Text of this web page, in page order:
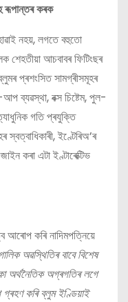
ৰূপান্তৰ কৰক
নহয়, লগতে বহুতো
শেহতীয়া আচবাবৰ ফিটিংছৰ
প্ৰশংসিত সামগ্ৰীসমূহৰ
আপ ব্যৱস্থা, বক্স চিষ্টেম, পুল-
গতি প্ৰযুক্তি
ইণ্টেৰিঅ’ৰ
কৰা এটা ইণ্টাৰেক্টিভ
কৰি নাদিমপত্নিয়ে
অৱস্থিতিৰ বাবে বিশেষ
অগ্ৰগতিৰ লগে
কৰি ব্লুম ইণ্ডিয়াই